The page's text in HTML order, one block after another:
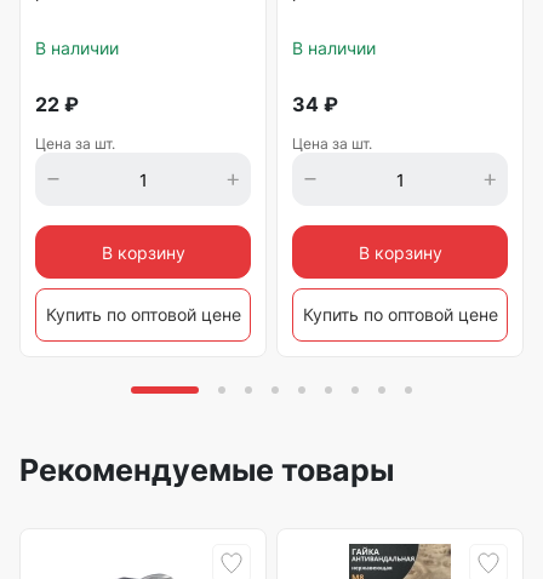
В наличии
22 ₽
Цена за шт.
В корзину
Купить по оптовой цене
В наличии
34 ₽
Цена за шт.
В корзину
Купить по оптовой цене
Рекомендуемые товары